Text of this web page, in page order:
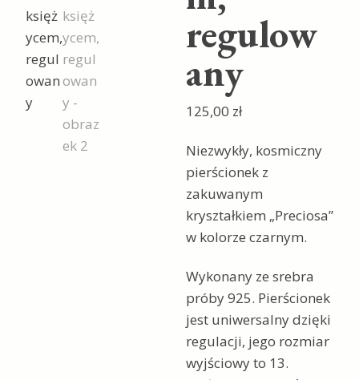
regulow
any
125,00 zł
Niezwykły, kosmiczny
pierścionek z
zakuwanym
kryształkiem „Preciosa”
w kolorze czarnym.
Wykonany ze srebra
próby 925. Pierścionek
jest uniwersalny dzięki
regulacji, jego rozmiar
wyjściowy to 13.